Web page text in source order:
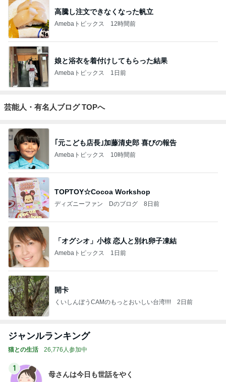
高騰し注文できなくなった帆立
Amebaトピックス 12時間前
娘と浴衣を着付けしてもらった結果
Amebaトピックス 1日前
芸能人・有名人ブログ TOPへ
｢元こども店長｣加藤清史郎 喜びの報告
Amebaトピックス 10時間前
TOPTOY☆Cocoa Workshop
ディズニーファン Dのブログ 8日前
「オグシオ」小椋 恋人と別れ卵子凍結
Amebaトピックス 1日前
開卡
くいしんぼうCAMのもっとおいしい台湾!!!! 2日前
ジャンルランキング
猫との生活 26,776人参加中
1
母さんは今日も世話をやく